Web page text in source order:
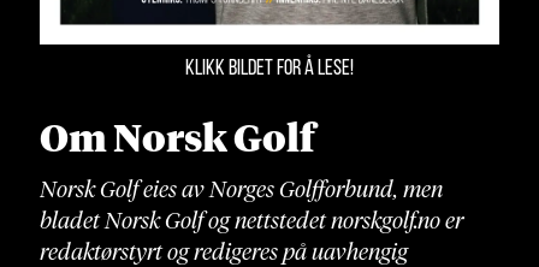
KLIKK BILDET FOR Å LESE!
Om Norsk Golf
Norsk Golf eies av Norges Golfforbund, men
bladet Norsk Golf og nettstedet norskgolf.no er
redaktørstyrt og redigeres på uavhengig